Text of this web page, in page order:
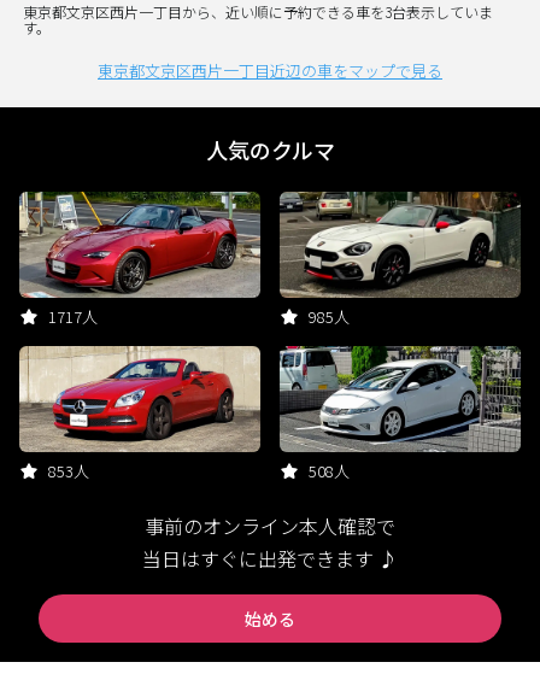
東京都文京区西片一丁目から、近い順に予約できる車を3台表示していま
す。
東京都文京区西片一丁目近辺の車をマップで見る
人気のクルマ
1717人 985人
853人 508人
事前のオンライン本人確認で
当日はすぐに出発できます ♪
始める